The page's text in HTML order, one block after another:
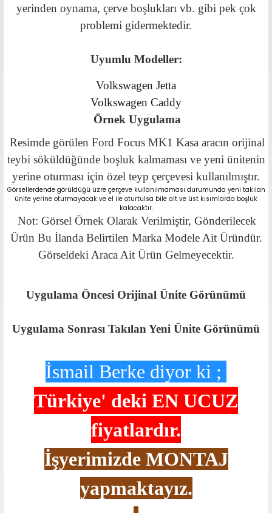
yerinden oynama, çerve boşlukları vb. gibi pek çok
problemi gidermektedir.
Uyumlu Modeller:
Volkswagen Jetta
Volkswagen Caddy
Örnek Uygulama
Resimde görülen Ford Focus MK1 Kasa aracın orijinal
teybi söküldüğünde boşluk kalmaması ve yeni ünitenin
yerine oturması için özel teyp çerçevesi kullanılmıştır.
Görsellerdende görüldüğü üzre çerçeve kullanılmaması durumunda yeni takılan
ünite yerine oturmayacak ve el ile oturtulsa bile alt ve üst kısımlarda boşluk
kalacaktır.
Not: Görsel Örnek Olarak Verilmiştir, Gönderilecek
Ürün Bu İlanda Belirtilen Marka Modele Ait Üründür.
Görseldeki Araca Ait Ürün Gelmeyecektir.
Uygulama Öncesi Orijinal Ünite Görünümü
Uygulama Sonrası Takılan Yeni Ünite Görünümü
İsmail Berke diyor ki ;
Türkiye' deki EN UCUZ
fiyatlardır.
İşyerimizde MONTAJ
yapmaktayız.